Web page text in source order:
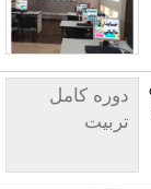
دوره کامل
تربیت
حسابداری و